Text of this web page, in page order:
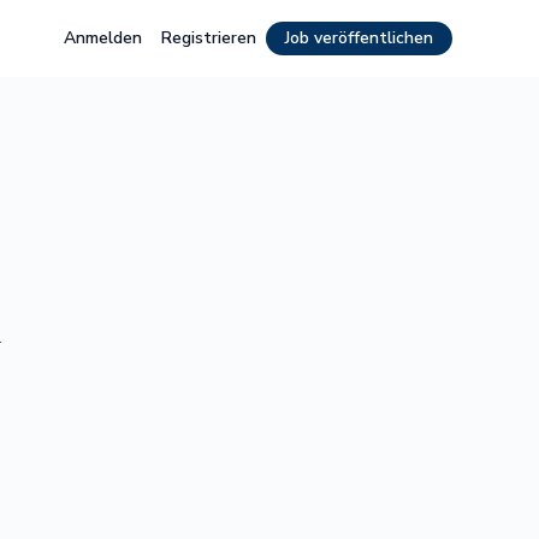
Anmelden Registrieren Job veröffentlichen